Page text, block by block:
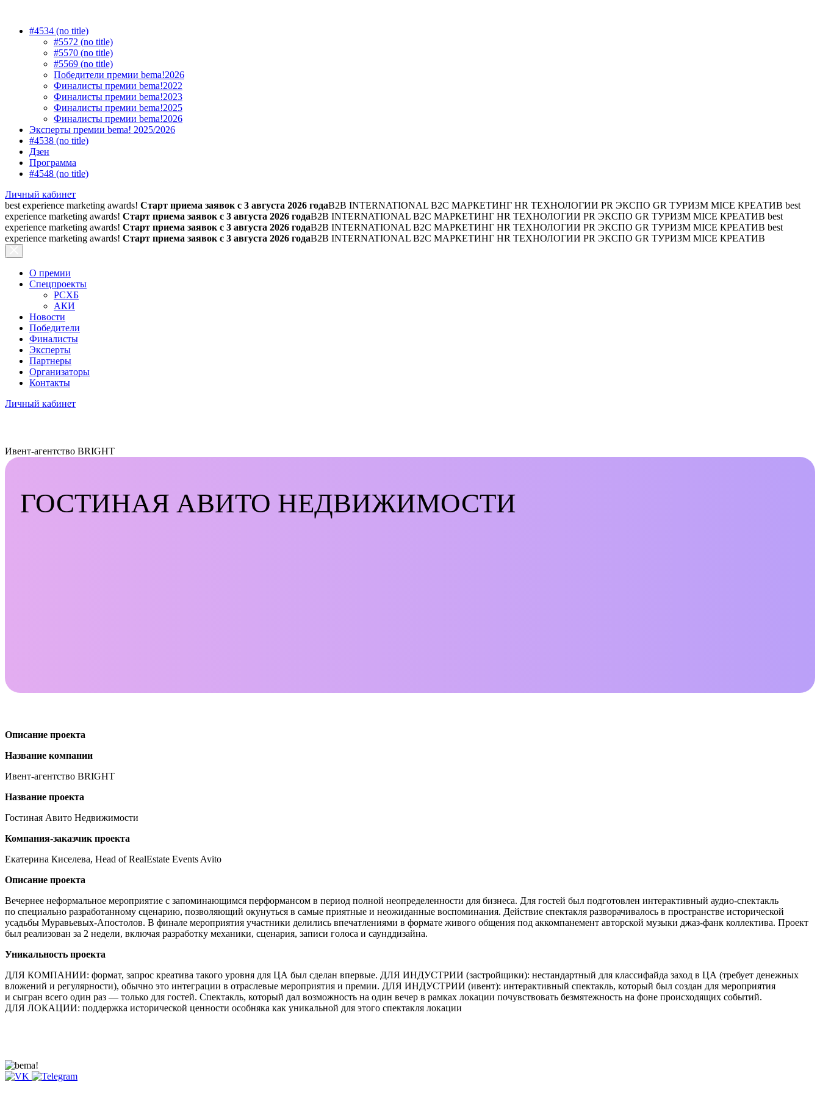
#4534 (no title)
#5572 (no title)
#5570 (no title)
#5569 (no title)
Победители премии bema!2026
Финалисты премии bema!2022
Финалисты премии bema!2023
Финалисты премии bema!2025
Финалисты премии bema!2026
Эксперты премии bema! 2025/2026
#4538 (no title)
Дзен
Программа
#4548 (no title)
Личный кабинет
best experience marketing awards! Старт приема заявок с 3 августа 2026 годаB2B INTERNATIONAL B2C МАРКЕТИНГ HR ТЕХНОЛОГИИ PR ЭКСПО GR ТУРИЗМ MICE КРЕАТИВ best
experience marketing awards! Старт приема заявок с 3 августа 2026 годаB2B INTERNATIONAL B2C МАРКЕТИНГ HR ТЕХНОЛОГИИ PR ЭКСПО GR ТУРИЗМ MICE КРЕАТИВ best
experience marketing awards! Старт приема заявок с 3 августа 2026 годаB2B INTERNATIONAL B2C МАРКЕТИНГ HR ТЕХНОЛОГИИ PR ЭКСПО GR ТУРИЗМ MICE КРЕАТИВ best
experience marketing awards! Старт приема заявок с 3 августа 2026 годаB2B INTERNATIONAL B2C МАРКЕТИНГ HR ТЕХНОЛОГИИ PR ЭКСПО GR ТУРИЗМ MICE КРЕАТИВ
О премии
Спецпроекты
РСХБ
АКИ
Новости
Победители
Финалисты
Эксперты
Партнеры
Организаторы
Контакты
Личный кабинет
Ивент-агентство BRIGHT
ГОСТИНАЯ АВИТО НЕДВИЖИМОСТИ
Описание проекта
Название компании
Ивент-агентство BRIGHT
Название проекта
Гостиная Авито Недвижимости
Компания-заказчик проекта
Екатерина Киселева, Head of RealEstate Events Avito
Описание проекта
Вечернее неформальное мероприятие с запоминающимся перформансом в период полной неопределенности для бизнеса. Для гостей был подготовлен интерактивный аудио-спектакль
по специально разработанному сценарию, позволяющий окунуться в самые приятные и неожиданные воспоминания. Действие спектакля разворачивалось в пространстве исторической
усадьбы Муравьевых-Апостолов. В финале мероприятия участники делились впечатлениями в формате живого общения под аккомпанемент авторской музыки джаз-фанк коллектива. Проект
был реализован за 2 недели, включая разработку механики, сценария, записи голоса и саунддизайна.
Уникальность проекта
ДЛЯ КОМПАНИИ: формат, запрос креатива такого уровня для ЦА был сделан впервые. ДЛЯ ИНДУСТРИИ (застройщики): нестандартный для классифайда заход в ЦА (требует денежных
вложений и регулярности), обычно это интеграции в отраслевые мероприятия и премии. ДЛЯ ИНДУСТРИИ (ивент): интерактивный спектакль, который был создан для мероприятия
и сыгран всего один раз — только для гостей. Спектакль, который дал возможность на один вечер в рамках локации почувствовать безмятежность на фоне происходящих событий.
ДЛЯ ЛОКАЦИИ: поддержка исторической ценности особняка как уникальной для этого спектакля локации